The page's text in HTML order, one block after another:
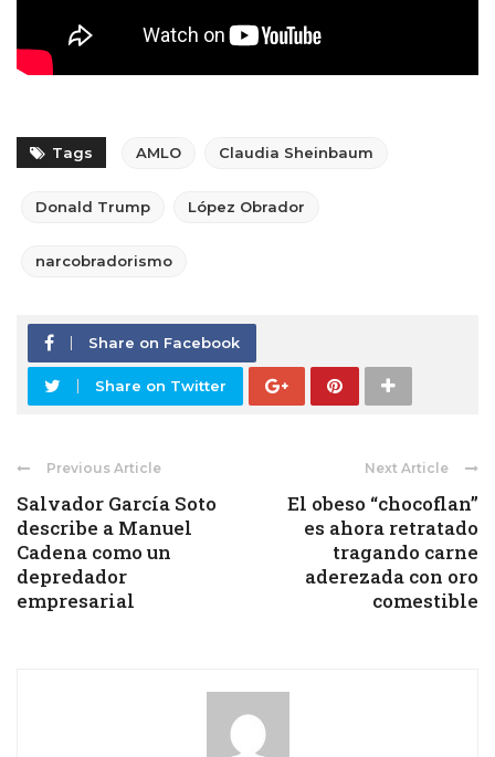
Tags AMLO Claudia Sheinbaum
Donald Trump López Obrador
narcobradorismo
Share on Facebook
Share on Twitter
Previous Article
Salvador García Soto
describe a Manuel
Cadena como un
depredador
empresarial
Next Article
El obeso “chocoflan”
es ahora retratado
tragando carne
aderezada con oro
comestible